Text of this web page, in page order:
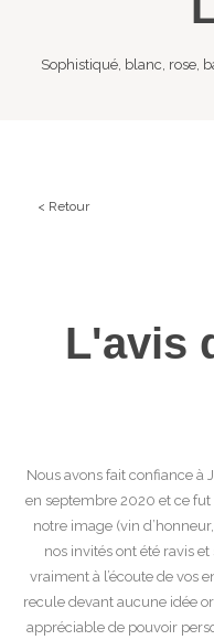
Sophistiqué, blanc, rose,
< Retour
L'avis
Nous avons fait confiance à
en septembre 2020 et ce fut
notre image (vin
nos invités ont été ravis
vraiment à l’écoute de vos
recule devant aucune idée
appréciable de pouvoir